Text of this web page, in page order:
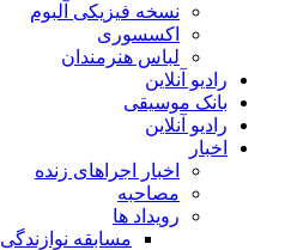
نسخه فیزیکی آلبوم
اکسسوری
لباس هنرمندان
رادیو آنلاین
بانک موسیقی
رادیو آنلاین
اخبار
اخبار اجراهای زنده
مصاحبه
رویداد ها
مسابقه نوازندگی